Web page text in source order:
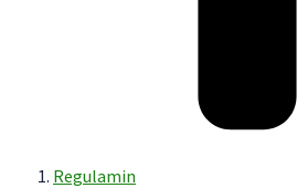
Regulamin